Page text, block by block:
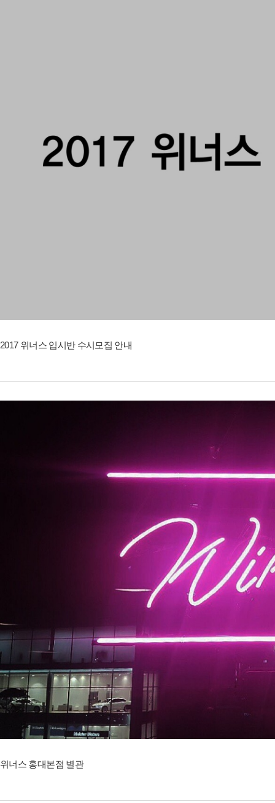
2017 위너스 입시반 수시모집 안내
위너스 홍대본점 별관